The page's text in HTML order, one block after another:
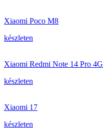
Xiaomi Poco M8
készleten
Xiaomi Redmi Note 14 Pro 4G
készleten
Xiaomi 17
készleten